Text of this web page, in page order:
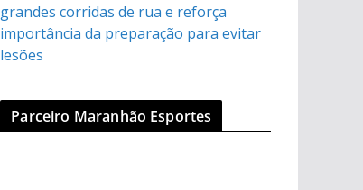
grandes corridas de rua e reforça
importância da preparação para evitar
lesões
Parceiro Maranhão Esportes